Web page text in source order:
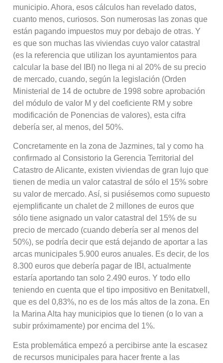
municipio. Ahora, esos cálculos han revelado datos,
cuanto menos, curiosos. Son numerosas las zonas que
están pagando impuestos muy por debajo de otras. Y
es que son muchas las viviendas cuyo valor catastral
(es la referencia que utilizan los ayuntamientos para
calcular la base del IBI) no llega ni al 20% de su precio
de mercado, cuando, según la legislación (Orden
Ministerial de 14 de octubre de 1998 sobre aprobación
del módulo de valor M y del coeficiente RM y sobre
modificación de Ponencias de valores), esta cifra
debería ser, al menos, del 50%.
Concretamente en la zona de Jazmines, tal y como ha
confirmado al Consistorio la Gerencia Territorial del
Catastro de Alicante, existen viviendas de gran lujo que
tienen de media un valor catastral de sólo el 15% sobre
su valor de mercado. Así, si pusiésemos como supuesto
ejemplificante un chalet de 2 millones de euros que
sólo tiene asignado un valor catastral del 15% de su
precio de mercado (cuando debería ser al menos del
50%), se podría decir que está dejando de aportar a las
arcas municipales 5.900 euros anuales. Es decir, de los
8.300 euros que debería pagar de IBI, actualmente
estaría aportando tan solo 2.490 euros. Y todo ello
teniendo en cuenta que el tipo impositivo en Benitatxell,
que es del 0,83%, no es de los más altos de la zona. En
la Marina Alta hay municipios que lo tienen (o lo van a
subir próximamente) por encima del 1%.
Esta problemática empezó a percibirse ante la escasez
de recursos municipales para hacer frente a las